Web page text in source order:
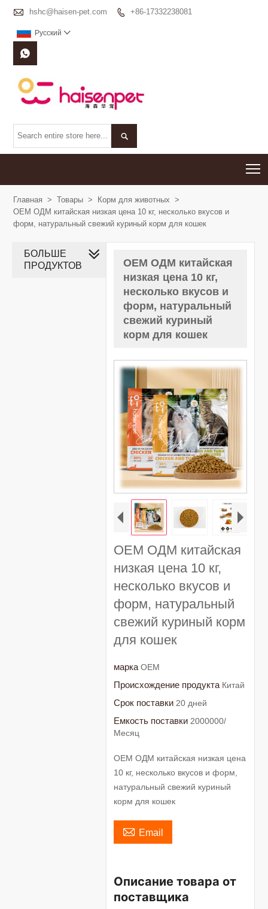
 hshc@haisen-pet.com  +86-17332238081
Pусский 


Главная > Товары > Корм для животных
>
OEM ОДМ китайская низкая цена 10 кг, несколько вкусов и
форм, натуральный свежий куриный корм для кошек
OEM ОДМ китайская
низкая цена 10 кг,
несколько вкусов и
форм, натуральный
свежий куриный
корм для кошек
OEM ОДМ китайская
низкая цена 10 кг,
несколько вкусов и
форм, натуральный
свежий куриный корм
для кошек
марка OEM
Происхождение продукта Китай
Срок поставки 20 дней
Емкость поставки 2000000/
Месяц
OEM ОДМ китайская низкая цена
10 кг, несколько вкусов и форм,
натуральный свежий куриный
корм для кошек
 Email
Описание товара от
поставщика
БОЛЬШЕ
ПРОДУКТОВ